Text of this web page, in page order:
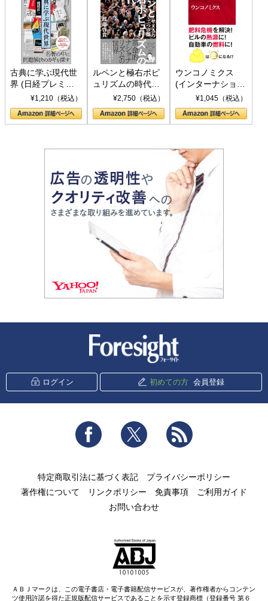
古典に学ぶ現代世
界 (日経プレミア
シリーズ)¥1,210（税込）
ルペンと極右ポピ
ュリズムの時代：
〈ヤヌス〉の二つ
の顔
¥2,750（税込）
ウンコノミクス
(インターナショナ
ル新書)¥1,045（税込）
ログイン 初めての方 会員登録
Facebook Twitter
特定商取引法に基づく表記
プライバシーポリシー
著作権について
リンクポリシー 免責事項
ご利用ガイド
お問い合わせ
ＡＢＪマークは、この電子書店・電子書籍配信サービスが、著作権者からコンテン
ツ使用許諾を得た正規版配信サービスであることを示す登録商標（登録番号 第６